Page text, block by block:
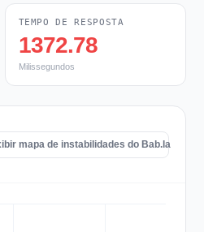
TEMPO DE RESPOSTA
1372.78
Milissegundos
mapa de instabilidades do Bab.la